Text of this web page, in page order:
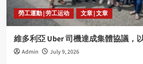
勞工運動 | 劳工运动 文章 | 文章
維多利亞 Uber 司機達成集體協議，
Admin July 9, 2026